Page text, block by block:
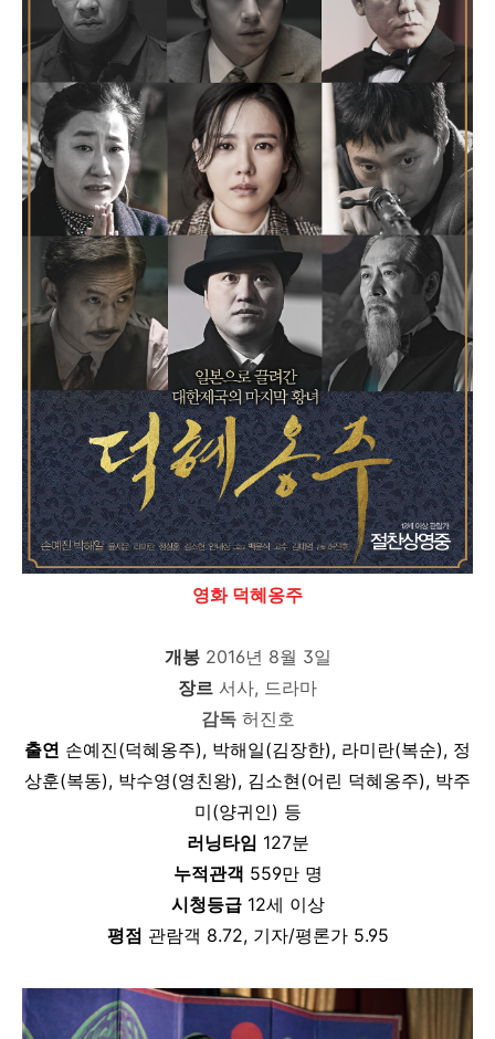
영화 덕혜옹주
개봉 2016년 8월 3일
장르 서사, 드라마
감독허진호
출연 손예진(덕혜옹주), 박해일(김장한), 라미란(복순), 정
상훈(복동), 박수영(영친왕), 김소현(어린 덕혜옹주), 박주
미(양귀인) 등
러닝타임 127분
누적관객 559만 명
시청등급 12세 이상
평점 관람객 8.72, 기자/평론가 5.95